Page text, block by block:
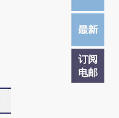
订阅
电邮